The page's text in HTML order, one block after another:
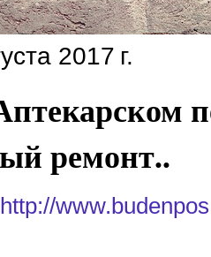
2017 г.
ремонт..
http://